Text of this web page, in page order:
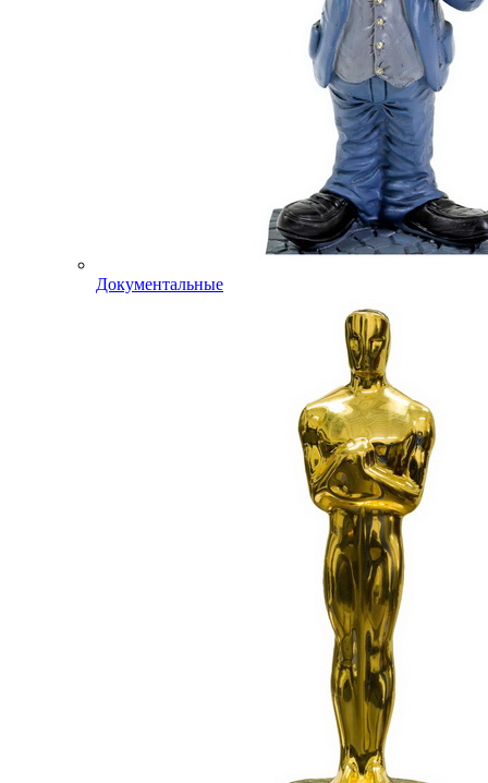
Документальные